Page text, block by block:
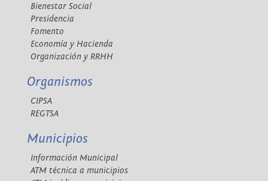
Bienestar Social
Presidencia
Fomento
Economía y Hacienda
Organización y RRHH
Organismos
CIPSA
REGTSA
Municipios
Información Municipal
ATM técnica a municipios